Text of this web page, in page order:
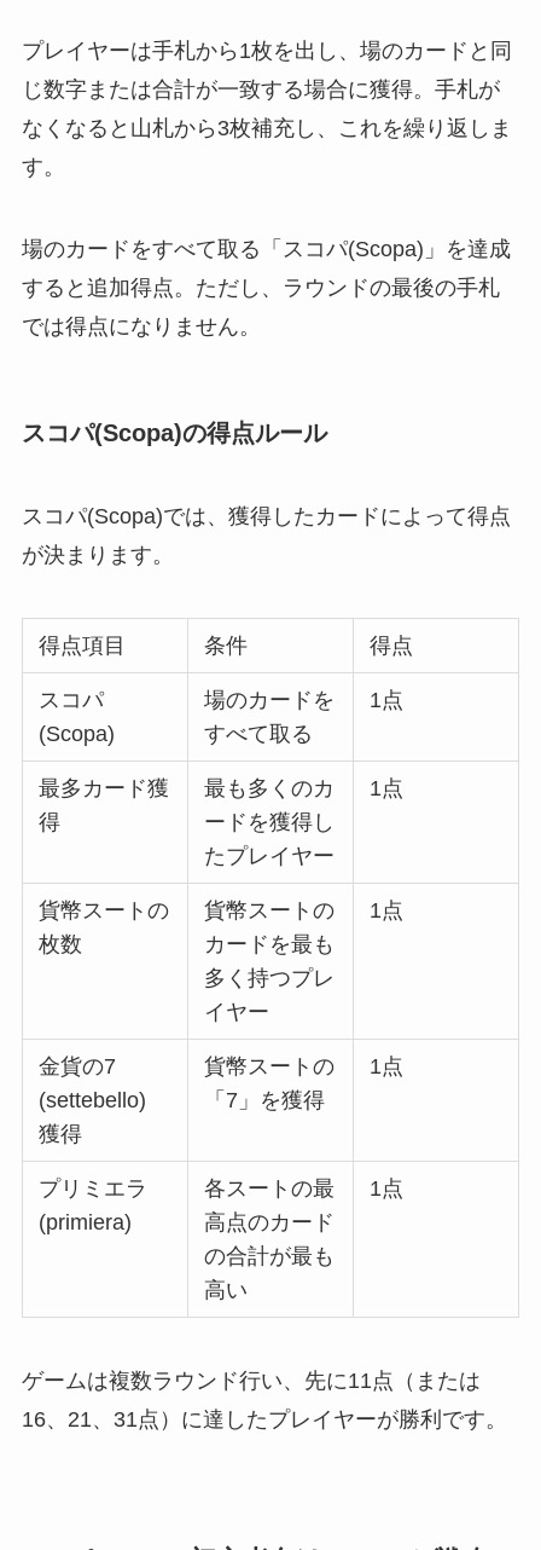
プレイヤーは手札から1枚を出し、場のカードと同
じ数字または合計が一致する場合に獲得。手札が
なくなると山札から3枚補充し、これを繰り返しま
す。
場のカードをすべて取る「スコパ(Scopa)」を達成
すると追加得点。ただし、ラウンドの最後の手札
では得点になりません。
スコパ(Scopa)の得点ルール
スコパ(Scopa)では、獲得したカードによって得点
が決まります。
得点項目 条件 得点
スコパ
(Scopa)
場のカードを
すべて取る
1点
最多カード獲
得
最も多くのカ
ードを獲得し
たプレイヤー
1点
貨幣スートの
枚数
貨幣スートの
カードを最も
多く持つプレ
イヤー
1点
金貨の7
(settebello)
獲得
貨幣スートの
「7」を獲得
1点
プリミエラ
(primiera)
各スートの最
高点のカード
の合計が最も
高い
1点
ゲームは複数ラウンド行い、先に11点（または
16、21、31点）に達したプレイヤーが勝利です。